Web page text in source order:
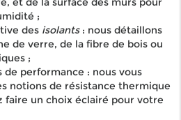
;
des isolants: nous détaillons
de verre, de la fibre de bois ou
;
de performance : nous vous
notions de résistance thermique
faire un choix éclairé pour votre